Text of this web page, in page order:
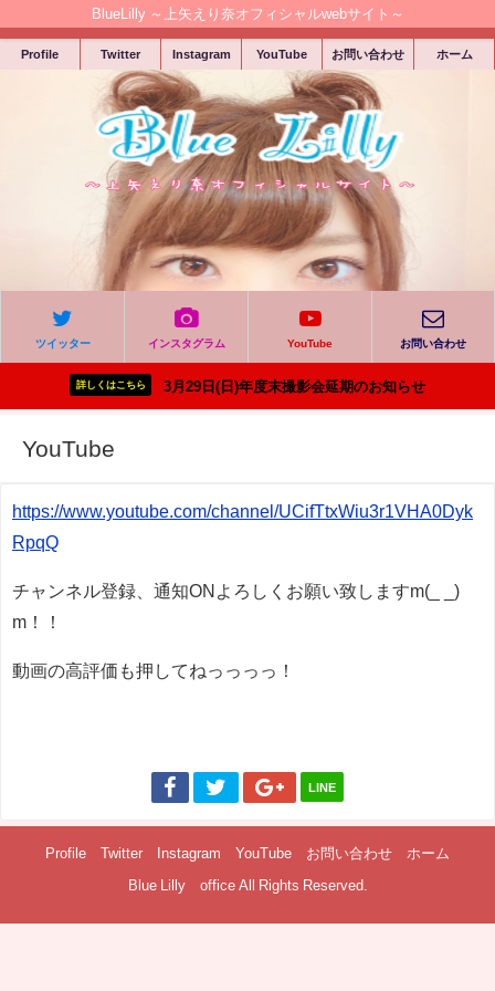
BlueLilly ～上矢えり奈オフィシャルwebサイト～
Profile Twitter Instagram YouTube お問い合わせ ホーム
ツイッター インスタグラム YouTube お問い合わせ
詳しくはこちら 3月29日(日)年度末撮影会延期のお知らせ
YouTube
https://www.youtube.com/channel/UCifTtxWiu3r1VHA0Dyk
RpqQ
チャンネル登録、通知ONよろしくお願い致しますm(_ _)
m！！
動画の高評価も押してねっっっっ！
LINE
Profile Twitter Instagram YouTube お問い合わせ ホーム
Blue Lilly office All Rights Reserved.